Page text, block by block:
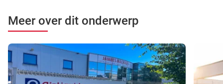
Meer over dit onderwerp